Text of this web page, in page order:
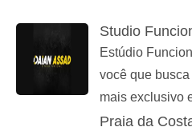
Studio
Estúdio
você que
mais exclusivo
Praia da